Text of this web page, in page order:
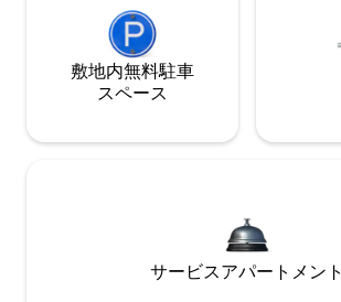
敷地内無料駐⁠車
ス⁠ペ⁠ー⁠ス
サービスアパートメント